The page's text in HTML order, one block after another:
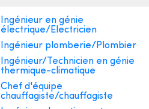
Ingénieur en génie
électrique/Electricien
Ingénieur plomberie/Plombier
Ingénieur/Technicien en génie
thermique-climatique
Chef d'équipe
chauffagiste/chauffagiste